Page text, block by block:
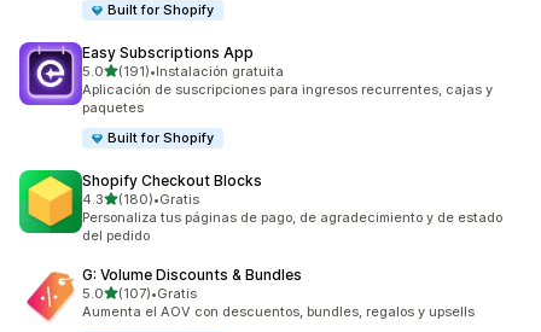
Built for Shopify
Easy Subscriptions App
5.0de 5 estrellas
(191)
191 reseñas en total
•Instalación gratuita
Aplicación de suscripciones para ingresos recurrentes, cajas y
paquetes
Built for Shopify
Shopify Checkout Blocks
4.3de 5 estrellas
(180)
180 reseñas en total
•Gratis
Personaliza tus páginas de pago, de agradecimiento y de estado
del pedido
G: Volume Discounts & Bundles
5.0de 5 estrellas
(107)
107 reseñas en total
•Gratis
Aumenta el AOV con descuentos, bundles, regalos y upsells